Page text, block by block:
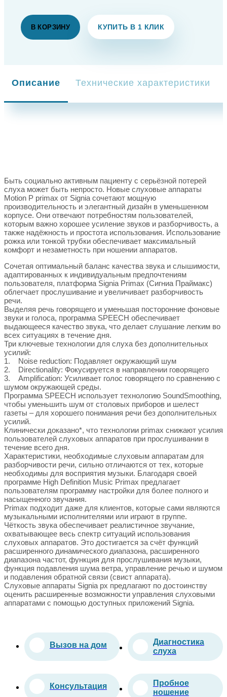
В КОРЗИНУ КУПИТЬ В 1 КЛИК
Описание Технические характеристики
Быть социально активным пациенту с серьёзной потерей
слуха может быть непросто. Новые слуховые аппараты
Motion P primax от Signia сочетают мощную
производительность и элегантный дизайн в уменьшенном
корпусе. Они отвечают потребностям пользователей,
которым важно хорошее усиление звуков и разборчивость, а
также надёжность и простота использования. Использование
рожка или тонкой трубки обеспечивает максимальный
комфорт и незаметность при ношении аппаратов.
Сочетая оптимальный баланс качества звука и слышимости,
адаптированных к индивидуальным предпочтениям
пользователя, платформа Signia Primax (Сигниа Праймакс)
облегчает прослушивание и увеличивает разборчивость
речи.
Выделяя речь говорящего и уменьшая посторонние фоновые
звуки и голоса, программа SPEECH обеспечивает
выдающееся качество звука, что делает слушание легким во
всех ситуациях в течение дня.
Три ключевые технологии для слуха без дополнительных
усилий:
1. Noise reduction: Подавляет окружающий шум
2. Directionality: Фокусируется в направлении говорящего
3. Amplification: Усиливает голос говорящего по сравнению с
шумом окружающей среды.
Программа SPEECH использует технологию SoundSmoothing,
чтобы уменьшить шум от столовых приборов и шелест
газеты – для хорошего понимания речи без дополнительных
усилий.
Клинически доказано*, что технологии primax снижают усилия
пользователей слуховых аппаратов при прослушивании в
течение всего дня.
Характеристики, необходимые слуховым аппаратам для
разборчивости речи, сильно отличаются от тех, которые
необходимы для восприятия музыки. Благодаря своей
программе High Definition Music Primax предлагает
пользователям программу настройки для более полного и
насыщенного звучания.
Primax подходит даже для клиентов, которые сами являются
музыкальными исполнителями или играют в группе.
Чёткость звука обеспечивает реалистичное звучание,
охватывающее весь спектр ситуаций использования
слуховых аппаратов. Это достигается за счёт функций
расширенного динамического диапазона, расширенного
диапазона частот, функция для прослушивания музыки,
функция подавления шума ветра, управление речью и шумом
и подавления обратной связи (свист аппарата).
Слуховые аппараты Signia px предлагают по достоинству
оценить расширенные возможности управления слуховыми
аппаратами с помощью доступных приложений Signia.
Вызов на дом
Диагностика
слуха
Консультация
Пробное
ношение